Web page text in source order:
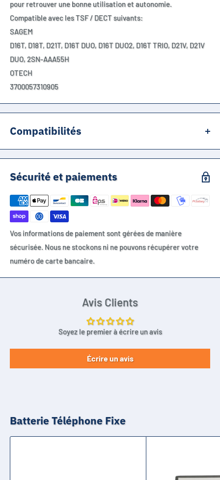
pour retrouver une bonne utilisation et autonomie.
Compatible avec les TSF / DECT suivants:
SAGEM
D16T, D18T, D21T, D16T DUO, D16T DUO2, D16T TRIO, D21V, D21V
DUO, 2SN-AAA55H
OTECH
3700057310905
Compatibilités
(Utilisez CTRL + F pour trouver votre référence)
SAGEM
D16T, D18T, D21T, D16T DUO, D16T DUO2, D16T TRIO, D21V, D21V
DUO, 2SN-AAA55H
OTECH
3700057310905
Sécurité et paiements
Vos informations de paiement sont gérées de manière
sécurisée. Nous ne stockons ni ne pouvons récupérer votre
numéro de carte bancaire.
Avis Clients
Soyez le premier à écrire un avis
Écrire un avis
Batterie Téléphone Fixe